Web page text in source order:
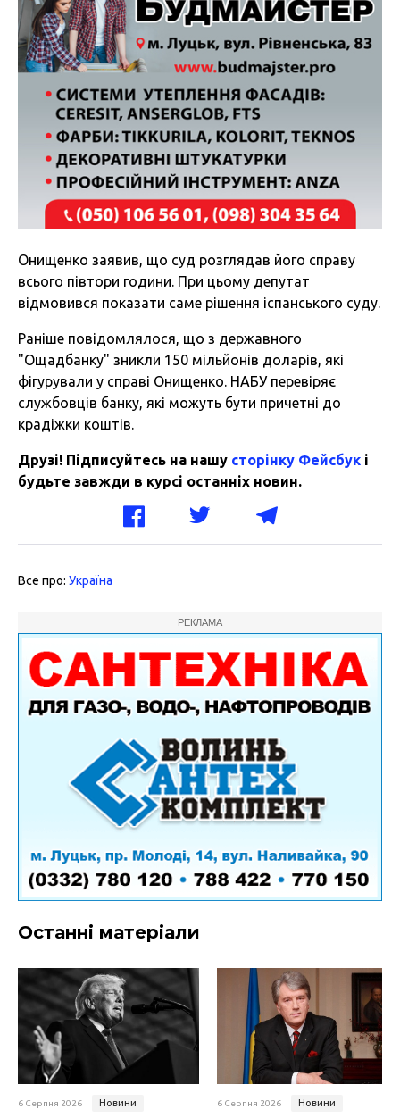
Онищенко заявив, що суд розглядав його справу
всього півтори години. При цьому депутат
відмовився показати саме рішення іспанського суду.
Раніше повідомлялося, що з державного
"Ощадбанку" зникли 150 мільйонів доларів, які
фігурували у справі Онищенко. НАБУ перевіряє
службовців банку, які можуть бути причетні до
крадіжки коштів.
Друзі! Підписуйтесь на нашу сторінку Фейсбук і
будьте завжди в курсі останніх новин.
Все про: Україна
РЕКЛАМА
Останні матеріали
6 Серпня 2026 Новини 6 Серпня 2026 Новини